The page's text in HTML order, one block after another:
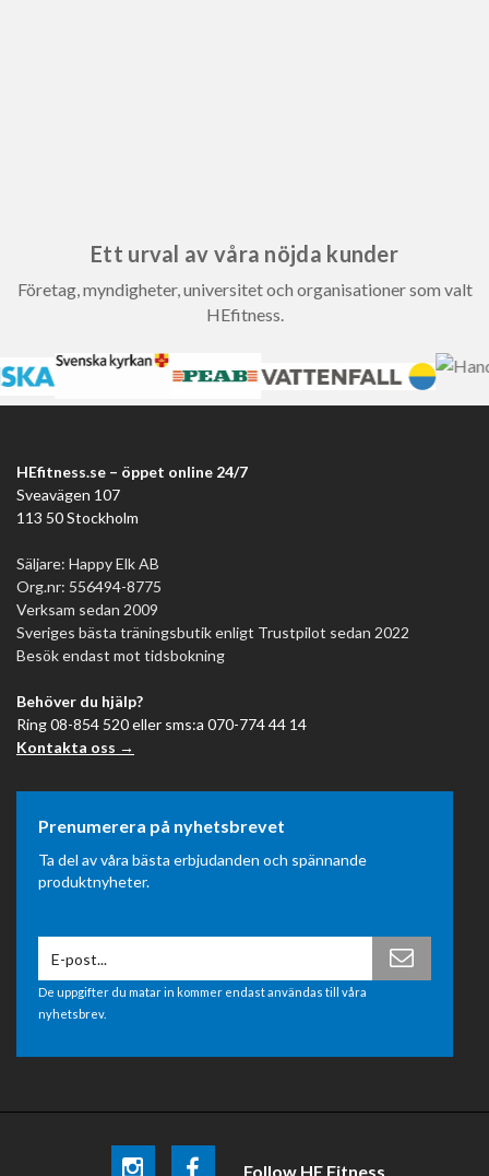
Ett urval av våra nöjda kunder
Företag, myndigheter, universitet och organisationer som valt
HEfitness.
HEfitness.se – öppet online 24/7
Sveavägen 107
113 50 Stockholm
Säljare: Happy Elk AB
Org.nr: 556494-8775
Verksam sedan 2009
Sveriges bästa träningsbutik enligt Trustpilot sedan 2022
Besök endast mot tidsbokning
Behöver du hjälp?
Ring 08-854 520 eller sms:a 070-774 44 14
Kontakta oss →
Prenumerera på nyhetsbrevet
Ta del av våra bästa erbjudanden och spännande
produktnyheter.
De uppgifter du matar in kommer endast användas till våra
nyhetsbrev.
Follow HE Fitness